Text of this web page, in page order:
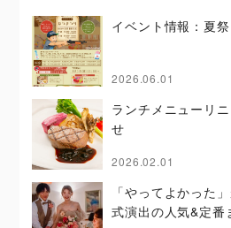
イベント情報：夏
2026.06.01
ランチメニューリ
せ
2026.02.01
「やってよかった
式演出の人気&定番